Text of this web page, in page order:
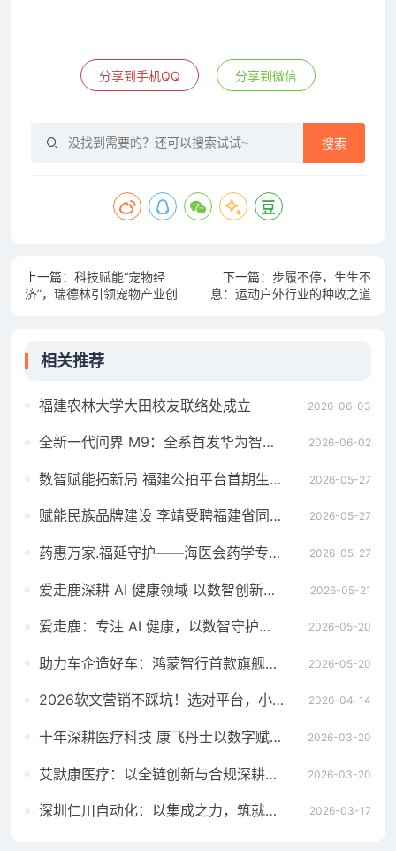
分享到手机QQ 分享到微信
搜索
上一篇： 科技赋能“宠物经
济”，瑞德林引领宠物产业创
下一篇：步履不停，生生不
息：运动户外行业的种收之道
相关推荐
福建农林大学大田校友联络处成立 2026-06-03
全新一代问界 M9：全系首发华为智擎全800V高压双碳化硅动力平台 2026-06-02
数智赋能拓新局 福建公拍平台首期生态招募宣贯会成功举办 2026-05-27
赋能民族品牌建设 李靖受聘福建省同心民族品牌发展研究院高级顾问 2026-05-27
药惠万家.福延守护——海医会药学专委会成立义诊暨母亲节慰问活动在福州举行 2026-05-27
爱走鹿深耕 AI 健康领域 以数智创新，赋能全民健康 2026-05-21
爱走鹿：专注 AI 健康，以数智守护全民日常健康生活 2026-05-20
助力车企造好车：鸿蒙智行首款旗舰MPV智界V9全系搭载华为智擎 2026-05-20
2026软文营销不踩坑！选对平台，小预算也能撬动大流量 2026-04-14
十年深耕医疗科技 康飞丹士以数字赋能重构医疗服务新生态 2026-03-20
艾默康医疗：以全链创新与合规深耕，赋能医疗健康高质量发展 2026-03-20
深圳仁川自动化：以集成之力，筑就工业智能新标杆 2026-03-17